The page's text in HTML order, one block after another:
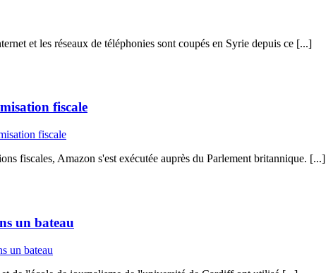
et les réseaux de téléphonies sont coupés en Syrie depuis ce [...]
fiscale
fiscales, Amazon s'est exécutée auprès du Parlement britannique. [...]
un bateau